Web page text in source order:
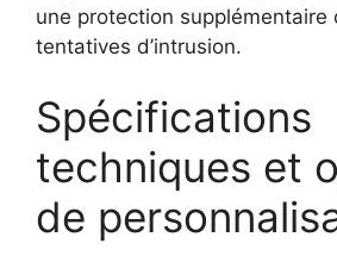
une protection supplémentaire
tentatives d’intrusion.
Spécifications
techniques et
de